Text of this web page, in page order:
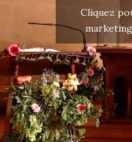
Cliquez